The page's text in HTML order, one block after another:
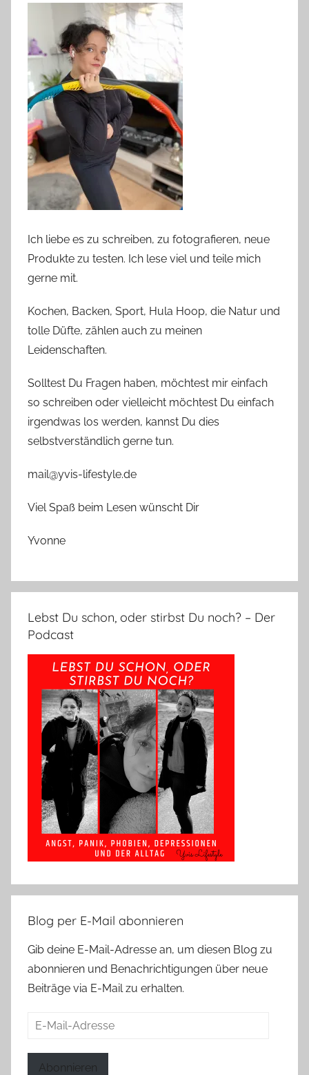
Ich liebe es zu schreiben, zu fotografieren, neue
Produkte zu testen. Ich lese viel und teile mich
gerne mit.
Kochen, Backen, Sport, Hula Hoop, die Natur und
tolle Düfte, zählen auch zu meinen
Leidenschaften.
Solltest Du Fragen haben, möchtest mir einfach
so schreiben oder vielleicht möchtest Du einfach
irgendwas los werden, kannst Du dies
selbstverständlich gerne tun.
mail@yvis-lifestyle.de
Viel Spaß beim Lesen wünscht Dir
Yvonne
Lebst Du schon, oder stirbst Du noch? – Der
Podcast
Blog per E-Mail abonnieren
Gib deine E-Mail-Adresse an, um diesen Blog zu
abonnieren und Benachrichtigungen über neue
Beiträge via E-Mail zu erhalten.
E-
Abonnieren